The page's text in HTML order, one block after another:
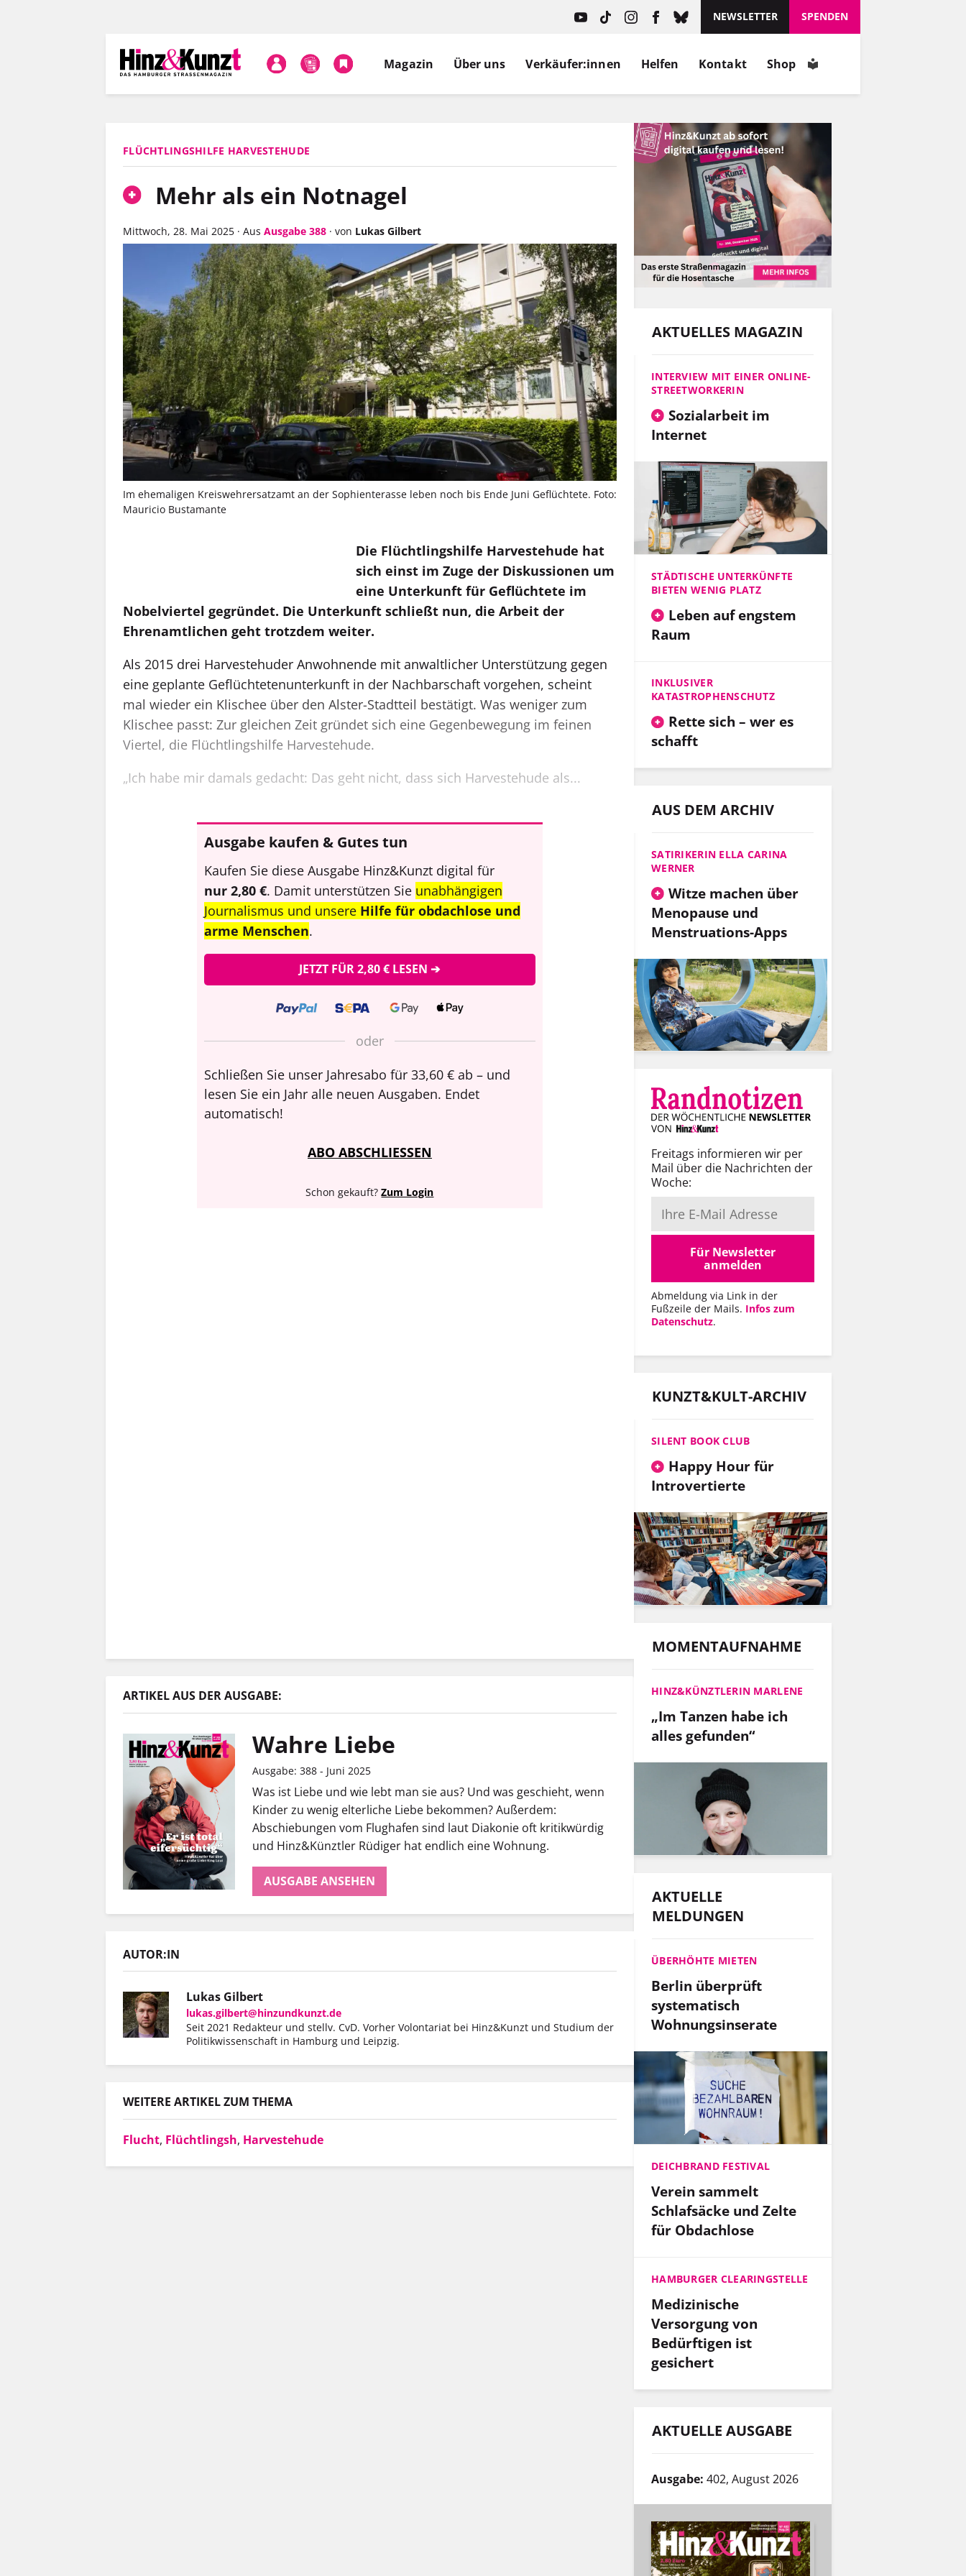
NEWSLETTER SPENDEN
Magazin Über uns Verkäufer:innen Helfen Kontakt Shop
FLÜCHTLINGSHILFE HARVESTEHUDE
Mehr als ein Notnagel
Mittwoch, 28. Mai 2025 · Aus Ausgabe 388 · von Lukas Gilbert
Im ehemaligen Kreiswehrersatzamt an der Sophienterasse leben noch bis Ende Juni Geflüchtete. Foto:
Mauricio Bustamante
Die Flüchtlingshilfe Harvestehude hat
sich einst im Zuge der Diskussionen um
eine Unterkunft für Geflüchtete im
Nobelviertel gegründet. Die Unterkunft schließt nun, die Arbeit der
Ehrenamtlichen geht trotzdem weiter.
Als 2015 drei Harvestehuder Anwohnende mit anwaltlicher Unterstützung gegen
eine geplante Geflüchtetenunterkunft in der Nachbarschaft vorgehen, scheint
mal wieder ein Klischee über den Alster-Stadtteil bestätigt. Was weniger zum
Klischee passt: Zur gleichen Zeit gründet sich eine Gegenbewegung im feinen
Viertel, die Flüchtlingshilfe Harvestehude.
„Ich habe mir damals gedacht: Das geht nicht, dass sich Harvestehude als...
Ausgabe kaufen & Gutes tun
Kaufen Sie diese Ausgabe Hinz&Kunzt digital für
nur 2,80 €. Damit unterstützen Sie unabhängigen
Journalismus und unsere Hilfe für obdachlose und
arme Menschen.
JETZT FÜR 2,80 € LESEN ➔
oder
Schließen Sie unser Jahresabo für 33,60 € ab – und
lesen Sie ein Jahr alle neuen Ausgaben. Endet
automatisch!
ABO ABSCHLIESSEN
Schon gekauft?Zum Login
ARTIKEL AUS DER AUSGABE:
Wahre Liebe
Ausgabe: 388 - Juni 2025
Was ist Liebe und wie lebt man sie aus? Und was geschieht, wenn
Kinder zu wenig elterliche Liebe bekommen? Außerdem:
Abschiebungen vom Flughafen sind laut Diakonie oft kritikwürdig
und Hinz&Künztler Rüdiger hat endlich eine Wohnung.
AUSGABE ANSEHEN
AUTOR:IN
Lukas Gilbert
lukas.gilbert@hinzundkunzt.de
Seit 2021 Redakteur und stellv. CvD. Vorher Volontariat bei Hinz&Kunzt und Studium der
Politikwissenschaft in Hamburg und Leipzig.
WEITERE ARTIKEL ZUM THEMA
Flucht, Flüchtlingsh, Harvestehude
AKTUELLES MAGAZIN
INTERVIEW MIT EINER ONLINE-
STREETWORKERIN
Sozialarbeit im
Internet
STÄDTISCHE UNTERKÜNFTE
BIETEN WENIG PLATZ
Leben auf engstem
Raum
INKLUSIVER
KATASTROPHENSCHUTZ
Rette sich – wer es
schafft
AUS DEM ARCHIV
SATIRIKERIN ELLA CARINA
WERNER
Witze machen über
Menopause und
Menstruations-Apps
Freitags informieren wir per
Mail über die Nachrichten der
Woche:
Für Newsletter
anmelden
Abmeldung via Link in der
Fußzeile der Mails. Infos zum
Datenschutz.
KUNZT&KULT-ARCHIV
SILENT BOOK CLUB
Happy Hour für
Introvertierte
MOMENTAUFNAHME
HINZ&KÜNZTLERIN MARLENE
„Im Tanzen habe ich
alles gefunden“
AKTUELLE
MELDUNGEN
ÜBERHÖHTE MIETEN
Berlin überprüft
systematisch
Wohnungsinserate
DEICHBRAND FESTIVAL
Verein sammelt
Schlafsäcke und Zelte
für Obdachlose
HAMBURGER CLEARINGSTELLE
Medizinische
Versorgung von
Bedürftigen ist
gesichert
AKTUELLE AUSGABE
Ausgabe: 402, August 2026